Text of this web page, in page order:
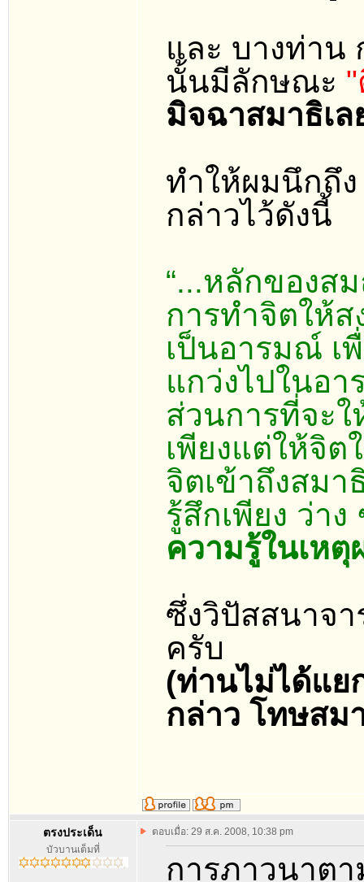
และ บางท่าน
นั้นมีลักษณะ
มิจฉาสมาธิเ
ทำให้ผมนึกถึ
กล่าวไว้ดังนี้
“...หลักของส
การทำจิตให้ส
เป็นอารมณ์ เ
แกว่งไปในอ
ส่วนการที่จะ
เพียงแต่ให้จิ
จิตเข้าถึงสม
รู้สึกเพียง ว่า
ความรู้ในเห
ซึ่งวิปัสสนาจ
ครับ
(ท่านไม่ได้แย
กล่าว โทษสม
ตรงประเด็น
บัวบานเต็มที่
ตอบเมื่อ: 29 ส.ค. 2008, 10:38 pm
การภาวนาต